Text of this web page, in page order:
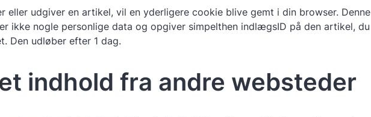
eller udgiver en artikel, vil en yderligere cookie blive gemt i din browser. Denne
ikke nogle personlige data og opgiver simpelthen indlægsID på den artikel, du
Den udløber efter 1 dag.
indhold fra andre websteder